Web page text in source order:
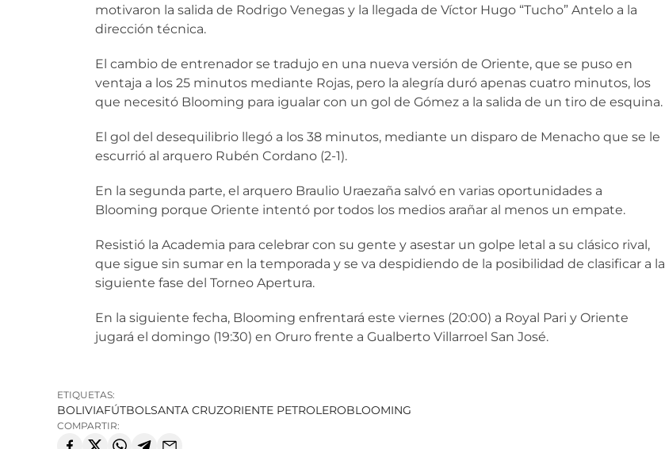
motivaron la salida de Rodrigo Venegas y la llegada de Víctor Hugo “Tucho” Antelo a la
dirección técnica.
El cambio de entrenador se tradujo en una nueva versión de Oriente, que se puso en
ventaja a los 25 minutos mediante Rojas, pero la alegría duró apenas cuatro minutos, los
que necesitó Blooming para igualar con un gol de Gómez a la salida de un tiro de esquina.
El gol del desequilibrio llegó a los 38 minutos, mediante un disparo de Menacho que se le
escurrió al arquero Rubén Cordano (2-1).
En la segunda parte, el arquero Braulio Uraezaña salvó en varias oportunidades a
Blooming porque Oriente intentó por todos los medios arañar al menos un empate.
Resistió la Academia para celebrar con su gente y asestar un golpe letal a su clásico rival,
que sigue sin sumar en la temporada y se va despidiendo de la posibilidad de clasificar a la
siguiente fase del Torneo Apertura.
En la siguiente fecha, Blooming enfrentará este viernes (20:00) a Royal Pari y Oriente
jugará el domingo (19:30) en Oruro frente a Gualberto Villarroel San José.
ETIQUETAS:
BOLIVIAFÚTBOLSANTA CRUZORIENTE PETROLEROBLOOMING
COMPARTIR: